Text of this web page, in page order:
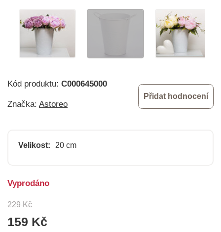
Kód produktu: C000645000
Značka: Astoreo
Přidat hodnocení
Velikost: 20 cm
229 Kč
159 Kč
Vyprodáno